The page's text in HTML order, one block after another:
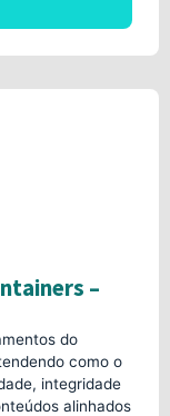
–
do
como o
integridade
alinhados